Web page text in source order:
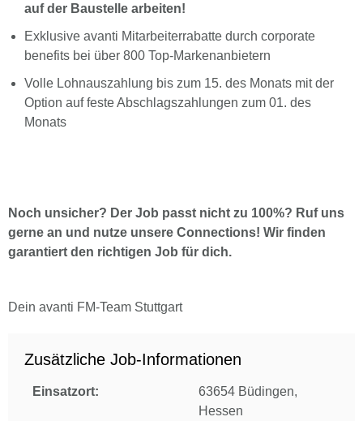
auf der Baustelle arbeiten!
Exklusive avanti Mitarbeiterrabatte durch corporate
benefits bei über 800 Top-Markenanbietern
Volle Lohnauszahlung bis zum 15. des Monats mit der
Option auf feste Abschlagszahlungen zum 01. des
Monats
Noch unsicher? Der Job passt nicht zu 100%? Ruf uns
gerne an und nutze unsere Connections! Wir finden
garantiert den richtigen Job für dich.
Dein avanti FM-Team Stuttgart
Zusätzliche Job-Informationen
Einsatzort:
63654 Büdingen,
Hessen